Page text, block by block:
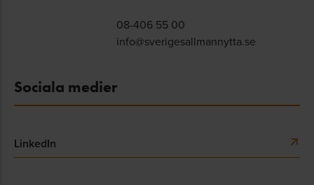
08-406 55 00
info@sverigesallmannytta.se
Sociala medier
LinkedIn